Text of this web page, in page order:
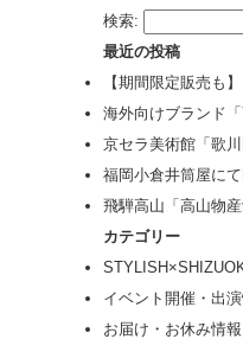
検索:
最近の投稿
【期間限定販売も
海外向けブランド
京セラ美術館「歌
福岡小倉井筒屋に
飛騨高山「高山物
カテゴリー
イベント開催・出
お届け・お休み情報